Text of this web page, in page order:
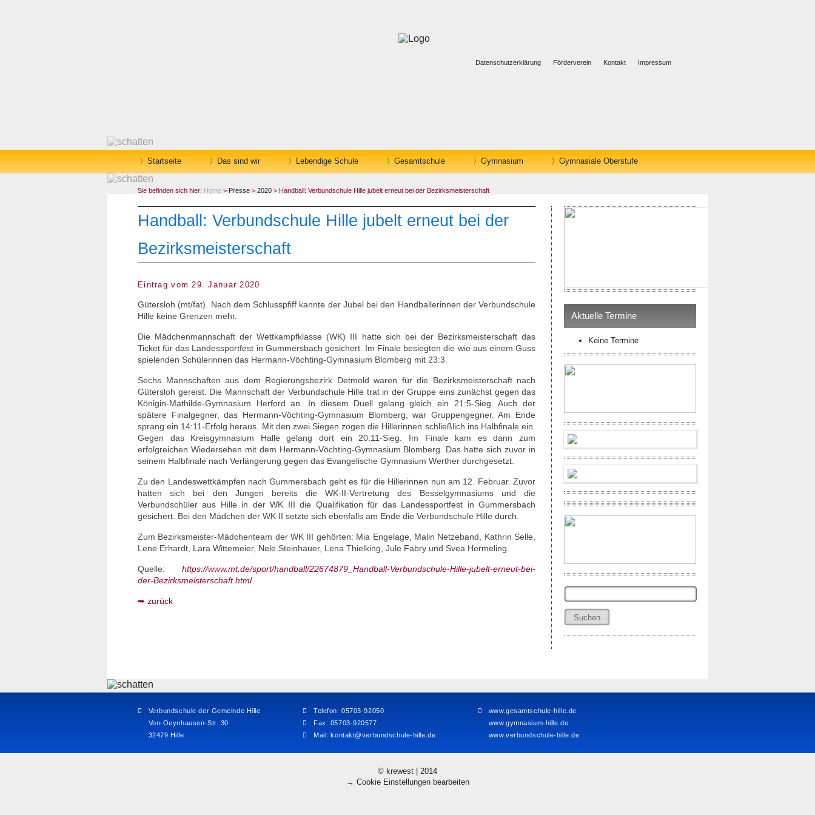
Impressum
Kontakt
Förderverein
Datenschutzerklärung
Startseite Das sind wir Lebendige Schule Gesamtschule Gymnasium Gymnasiale Oberstufe
Sie befinden sich hier: Home > Presse > 2020 > Handball: Verbundschule Hille jubelt erneut bei der Bezirksmeisterschaft
Handball: Verbundschule Hille jubelt erneut bei der
Bezirksmeisterschaft
Eintrag vom 29. Januar 2020
Gütersloh (mt/fat). Nach dem Schlusspfiff kannte der Jubel bei den Handballerinnen der Verbundschule
Hille keine Grenzen mehr.
Die Mädchenmannschaft der Wettkampfklasse (WK) III hatte sich bei der Bezirksmeisterschaft das
Ticket für das Landessportfest in Gummersbach gesichert. Im Finale besiegten die wie aus einem Guss
spielenden Schülerinnen das Hermann-Vöchting-Gymnasium Blomberg mit 23:3.
Sechs Mannschaften aus dem Regierungsbezirk Detmold waren für die Bezirksmeisterschaft nach
Gütersloh gereist. Die Mannschaft der Verbundschule Hille trat in der Gruppe eins zunächst gegen das
Königin-Mathilde-Gymnasium Herford an. In diesem Duell gelang gleich ein 21:5-Sieg. Auch der
spätere Finalgegner, das Hermann-Vöchting-Gymnasium Blomberg, war Gruppengegner. Am Ende
sprang ein 14:11-Erfolg heraus. Mit den zwei Siegen zogen die Hillerinnen schließlich ins Halbfinale ein.
Gegen das Kreisgymnasium Halle gelang dort ein 20:11-Sieg. Im Finale kam es dann zum
erfolgreichen Wiedersehen mit dem Hermann-Vöchting-Gymnasium Blomberg. Das hatte sich zuvor in
seinem Halbfinale nach Verlängerung gegen das Evangelische Gymnasium Werther durchgesetzt.
Zu den Landeswettkämpfen nach Gummersbach geht es für die Hillerinnen nun am 12. Februar. Zuvor
hatten sich bei den Jungen bereits die WK-II-Vertretung des Besselgymnasiums und die
Verbundschüler aus Hille in der WK III die Qualifikation für das Landessportfest in Gummersbach
gesichert. Bei den Mädchen der WK II setzte sich ebenfalls am Ende die Verbundschule Hille durch.
Zum Bezirksmeister-Mädchenteam der WK III gehörten: Mia Engelage, Malin Netzeband, Kathrin Selle,
Lene Erhardt, Lara Wittemeier, Nele Steinhauer, Lena Thielking, Jule Fabry und Svea Hermeling.
Quelle: https://www.mt.de/sport/handball/22674879_Handball-Verbundschule-Hille-jubelt-erneut-bei-
der-Bezirksmeisterschaft.html
zurück
Aktuelle Termine
Keine Termine
Suchen
Verbundschule der Gemeinde Hille
Von-Oeynhausen-Str. 30
32479 Hille
Telefon: 05703-92050
Fax: 05703-920577
Mail:kontakt@verbundschule-hille.de
www.gesamtschule-hille.de
www.gymnasium-hille.de
www.verbundschule-hille.de
© krewest | 2014
→ Cookie Einstellungen bearbeiten